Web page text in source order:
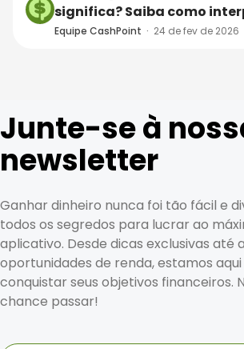
significa? Saiba como
Equipe CashPoint · 24 de fev de 2026
Junte-se à
newsletter
Ganhar dinheiro nunca foi tão fácil e
todos os segredos para lucrar ao
aplicativo. Desde dicas exclusivas até
oportunidades de renda, estamos
conquistar seus objetivos financeiros.
chance passar!